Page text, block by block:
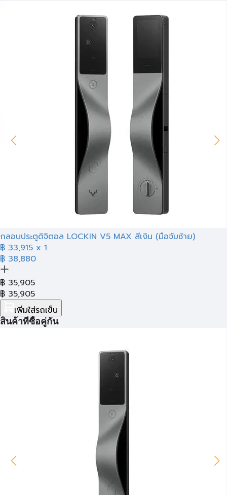
กลอนประตูดิจิตอล LOCKIN V5 MAX สีเงิน (มือจับซ้าย)
฿ 33,915 x 1
฿ 38,880
฿ 35,905
฿ 35,905
เพิ่มใส่รถเข็น
สินค้าที่ซื้อคู่กัน